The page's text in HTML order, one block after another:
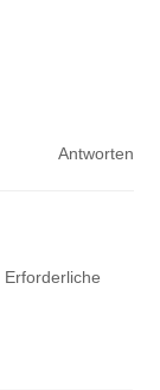
Antworten
Erforderliche